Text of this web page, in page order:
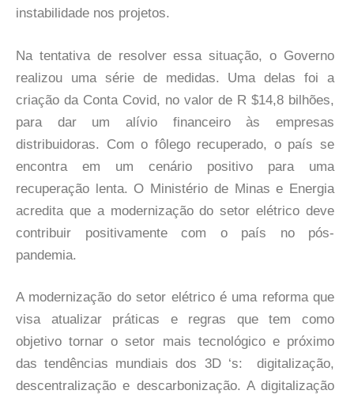
instabilidade nos projetos.
Na tentativa de resolver essa situação, o Governo
realizou uma série de medidas. Uma delas foi a
criação da Conta Covid, no valor de R $14,8 bilhões,
para dar um alívio financeiro às empresas
distribuidoras. Com o fôlego recuperado, o país se
encontra em um cenário positivo para uma
recuperação lenta. O Ministério de Minas e Energia
acredita que a modernização do setor elétrico deve
contribuir positivamente com o país no pós-
pandemia.
A modernização do setor elétrico é uma reforma que
visa atualizar práticas e regras que tem como
objetivo tornar o setor mais tecnológico e próximo
das tendências mundiais dos 3D ‘s: digitalização,
descentralização e descarbonização. A digitalização